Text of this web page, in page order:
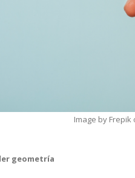
Image by Frepik
geometría